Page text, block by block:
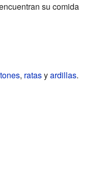
su comida
, ratasyardillas.